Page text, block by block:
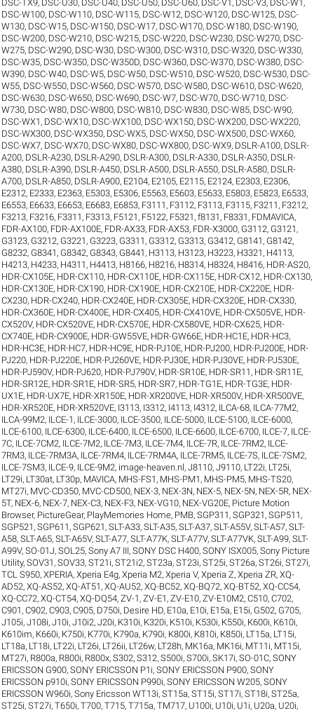
DSC-TX9, DSC-U30, DSC-U40, DSC-U50, DSC-U60, DSC-V1 , DSC-V3, DSC-W1 ,
DSC-W100, DSC-W110, DSC-W115, DSC-W12, DSC-W120, DSC-W125, DSC-
W130, DSC-W15, DSC-W150, DSC-W17, DSC-W170, DSC-W180, DSC-W190,
DSC-W200, DSC-W210, DSC-W215, DSC-W220, DSC-W230, DSC-W270, DSC-
W275, DSC-W290, DSC-W30, DSC-W300, DSC-W310, DSC-W320, DSC-W330,
DSC-W35, DSC-W350, DSC-W350D, DSC-W360, DSC-W370, DSC-W380, DSC-
W390, DSC-W40, DSC-W5, DSC-W50, DSC-W510, DSC-W520, DSC-W530, DSC-
W55, DSC-W550, DSC-W560, DSC-W570, DSC-W580, DSC-W610, DSC-W620,
DSC-W630, DSC-W650, DSC-W690, DSC-W7, DSC-W70, DSC-W710, DSC-
W730, DSC-W80, DSC-W800, DSC-W810, DSC-W830, DSC-W85, DSC-W90,
DSC-WX1 , DSC-WX10, DSC-WX100, DSC-WX150, DSC-WX200, DSC-WX220,
DSC-WX300, DSC-WX350, DSC-WX5, DSC-WX50, DSC-WX500, DSC-WX60,
DSC-WX7, DSC-WX70, DSC-WX80, DSC-WX800, DSC-WX9, DSLR-A100, DSLR-
A200, DSLR-A230, DSLR-A290, DSLR-A300, DSLR-A330, DSLR-A350, DSLR-
A380, DSLR-A390, DSLR-A450, DSLR-A500, DSLR-A550, DSLR-A580, DSLR-
A700, DSLR-A850, DSLR-A900, E2104, E2105, E2115, E2124, E2303, E2306,
E2312, E2333, E2363, E5303, E5306, E5563, E5603, E5633, E5803, E5823, E6533,
E6553, E6633, E6653, E6683, E6853, F3111 , F3112, F3113, F3115, F3211 , F3212,
F3213, F3216, F3311 , F3313, F5121 , F5122, F5321 ,f8131 , F8331 , FDMAVICA,
FDR-AX100, FDR-AX100E, FDR-AX33, FDR-AX53, FDR-X3000, G3112, G3121 ,
G3123, G3212, G3221 , G3223, G3311 , G3312, G3313, G3412, G8141 , G8142,
G8232, G8341 , G8342, G8343, G8441 , H3113, H3123, H3223, H3321 , H4113,
H4213, H4233, H4311 , H4413, H8166, H8216, H8314, H8324, H8416, HDR-AS20,
HDR-CX105E, HDR-CX110, HDR-CX110E, HDR-CX115E, HDR-CX12, HDR-CX130,
HDR-CX130E, HDR-CX190, HDR-CX190E, HDR-CX210E, HDR-CX220E, HDR-
CX230, HDR-CX240, HDR-CX240E, HDR-CX305E, HDR-CX320E, HDR-CX330,
HDR-CX360E, HDR-CX400E, HDR-CX405, HDR-CX410VE, HDR-CX505VE, HDR-
CX520V, HDR-CX520VE, HDR-CX570E, HDR-CX580VE, HDR-CX625, HDR-
CX740E, HDR-CX900E, HDR-GW55VE, HDR-GW66E, HDR-HC1E, HDR-HC3,
HDR-HC3E, HDR-HC7, HDR-HC9E, HDR-PJ10E, HDR-PJ200, HDR-PJ200E, HDR-
PJ220, HDR-PJ220E, HDR-PJ260VE, HDR-PJ30E, HDR-PJ30VE, HDR-PJ530E,
HDR-PJ590V, HDR-PJ620, HDR-PJ790V, HDR-SR10E, HDR-SR11 , HDR-SR11E,
HDR-SR12E, HDR-SR1E, HDR-SR5, HDR-SR7, HDR-TG1E, HDR-TG3E, HDR-
UX1E, HDR-UX7E, HDR-XR150E, HDR-XR200VE, HDR-XR500V, HDR-XR500VE,
HDR-XR520E, HDR-XR520VE, I3113, I3312, I4113, I4312, ILCA-68, ILCA-77M2,
ILCA-99M2, ILCE-1 , ILCE-3000, ILCE-3500, ILCE-5000, ILCE-5100, ILCE-6000,
ILCE-6100, ILCE-6300, ILCE-6400, ILCE-6500, ILCE-6600, ILCE-6700, ILCE-7, ILCE-
7C, ILCE-7CM2, ILCE-7M2, ILCE-7M3, ILCE-7M4, ILCE-7R, ILCE-7RM2, ILCE-
7RM3, ILCE-7RM3A, ILCE-7RM4, ILCE-7RM4A, ILCE-7RM5, ILCE-7S, ILCE-7SM2,
ILCE-7SM3, ILCE-9, ILCE-9M2, image-heaven.nl,J8110,J9110, LT22i, LT25i,
LT29i, LT30at, LT30p, MAVICA, MHS-FS1 , MHS-PM1 , MHS-PM5, MHS-TS20,
MT27i, MVC-CD350, MVC-CD500, NEX-3, NEX-3N, NEX-5, NEX-5N, NEX-5R, NEX-
5T, NEX-6, NEX-7, NEX-C3, NEX-F3, NEX-VG10, NEX-VG20E, Picture Motion
Browser, PictureGear, PlayMemories Home, PMB,SGP311 ,SGP321 ,SGP511 ,
SGP521 ,SGP611 ,SGP621 ,SLT-A33,SLT-A35,SLT-A37,SLT-A55V,SLT-A57,SLT-
A58,SLT-A65,SLT-A65V,SLT-A77,SLT-A77K,SLT-A77V,SLT-A77VK,SLT-A99,SLT-
A99V,SO-01J,SOL25,Sony A7 III,SONY DSC H400,SONY ISX005,Sony Picture
Utility,SOV31 ,SOV33,ST21i,ST21i2,ST23a,ST23i,ST25i,ST26a,ST26i,ST27i,
TCL S950,XPERIA,Xperia E4g,Xperia M2,Xperia V,Xperia Z,Xperia ZR,XQ-
AD52,XQ-AS52,XQ-AT51 ,XQ-AU52,XQ-BC52,XQ-BQ72,XQ-BT52,XQ-CC54,
XQ-CC72,XQ-CT54,XQ-DQ54,ZV-1 ,ZV-E1 ,ZV-E10,ZV-E10M2,C510,C702,
C901 ,C902,C903,C905, D750i, Desire HD, E10a, E10i, E15a, E15i, G502, G705,
J105i,J108i,J10i,J10i2,J20i, K310i, K320i, K510i, K530i, K550i, K600i, K610i,
K610im, K660i, K750i, K770i, K790a, K790i, K800i, K810i, K850i, LT15a, LT15i,
LT18a, LT18i, LT22i, LT26i, LT26ii, LT26w, LT28h, MK16a, MK16i, MT11i, MT15i,
MT27i, R800a, R800i, R800x,S302,S312,S500i,S700i,SK17i,SO-01C,SONY
ERICSSON G900,SONY ERICSSON P1i,SONY ERICSSON P900,SONY
ERICSSON p910i,SONY ERICSSON P990i,SONY ERICSSON W205,SONY
ERICSSON W960i,Sony Ericsson WT13i,ST15a,ST15i,ST17i,ST18i,ST25a,
ST25i,ST27i,T650i,T700,T715,T715a,TM717, U100i, U10i, U1i, U20a, U20i,